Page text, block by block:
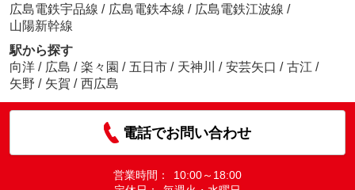
広島電鉄宇品線 / 広島電鉄本線 / 広島電鉄江波線 /
山陽新幹線
駅から探す
向洋 / 広島 / 楽々園 / 五日市 / 天神川 / 安芸矢口 / 古江 /
矢野 / 矢賀 / 西広島
電話でお問い合わせ
営業時間：
10:00～18:00